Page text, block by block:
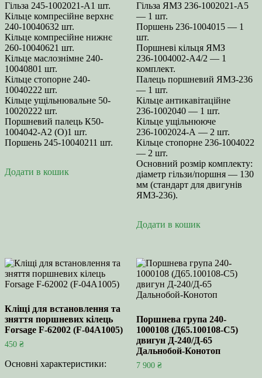
Гільза 245-1002021-А1 шт.
Кільце компресійне верхнє
240-10040632 шт.
Кільце компресійне нижнє
260-10040621 шт.
Кільце маслознімне 240-
10040801 шт.
Кільце стопорне 240-
10040222 шт.
Кільце ущільнювальне 50-
10020222 шт.
Поршневий палець К50-
1004042-А2 (О)1 шт.
Поршень 245-10040211 шт.
Додати в кошик
Гільза ЯМЗ 236‑1002021‑А5
— 1 шт.
Поршень 236‑1004015 — 1
шт.
Поршневі кільця ЯМЗ
236‑1004002‑А4/2 — 1
комплект.
Палець поршневий ЯМЗ‑236
— 1 шт.
Кільце антикавітаційне
236‑1002040 — 1 шт.
Кільце ущільнююче
236‑1002024‑А — 2 шт.
Кільце стопорне 236‑1004022
— 2 шт.
Основний розмір комплекту:
діаметр гільзи/поршня — 130
мм (стандарт для двигунів
ЯМЗ‑236).
Додати в кошик
Кліщі для встановлення та
зняття поршневих кілець
Forsage F-62002 (F-04A1005)
450 ₴
Основні характеристики:
Поршнева група 240-
1000108 (Д65.100108-С5)
двигун Д-240/Д-65
Дальнобой-Конотоп
7 900 ₴